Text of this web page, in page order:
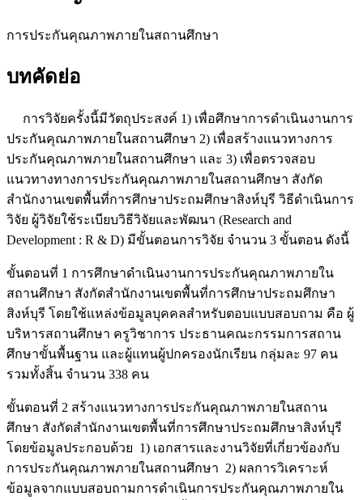
การประกันคุณภาพภายในสถานศึกษา
บทคัดย่อ
การวิจัยครั้งนี้มีวัตถุประสงค์ 1) เพื่อศึกษาการดำเนินงานการ
ประกันคุณภาพภายในสถานศึกษา 2) เพื่อสร้างแนวทางการ
ประกันคุณภาพภายในสถานศึกษา และ 3) เพื่อตรวจสอบ
แนวทางทางการประกันคุณภาพภายในสถานศึกษา สังกัด
สำนักงานเขตพื้นที่การศึกษาประถมศึกษาสิงห์บุรี วิธีดำเนินการ
วิจัย ผู้วิจัยใช้ระเบียบวิธีวิจัยและพัฒนา (Research and
Development : R & D) มีขั้นตอนการวิจัย จำนวน 3 ขั้นตอน ดังนี้
ขั้นตอนที่ 1 การศึกษาดำเนินงานการประกันคุณภาพภายใน
สถานศึกษา สังกัดสำนักงานเขตพื้นที่การศึกษาประถมศึกษา
สิงห์บุรี โดยใช้แหล่งข้อมูลบุคคลสำหรับตอบแบบสอบถาม คือ ผู้
บริหารสถานศึกษา ครูวิชาการ ประธานคณะกรรมการสถาน
ศึกษาขั้นพื้นฐาน และผู้แทนผู้ปกครองนักเรียน กลุ่มละ 97 คน
รวมทั้งสิ้น จำนวน 338 คน
ขั้นตอนที่ 2 สร้างแนวทางการประกันคุณภาพภายในสถาน
ศึกษา สังกัดสำนักงานเขตพื้นที่การศึกษาประถมศึกษาสิงห์บุรี
โดยข้อมูลประกอบด้วย 1) เอกสารและงานวิจัยที่เกี่ยวข้องกับ
การประกันคุณภาพภายในสถานศึกษา 2) ผลการวิเคราะห์
ข้อมูลจากแบบสอบถามการดำเนินการประกันคุณภาพภายใน